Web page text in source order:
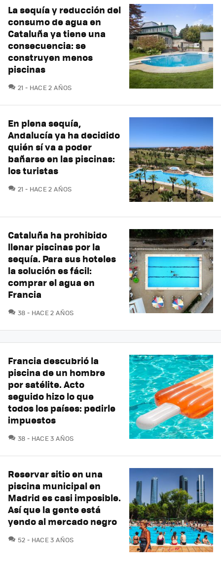
La sequía y reducción del
consumo de agua en
Cataluña ya tiene una
consecuencia: se
construyen menos
piscinas
21 COMENTARIOS
HACE 2 AÑOS
En plena sequía,
Andalucía ya ha decidido
quién sí va a poder
bañarse en las piscinas:
los turistas
21 COMENTARIOS
HACE 2 AÑOS
Cataluña ha prohibido
llenar piscinas por la
sequía. Para sus hoteles
la solución es fácil:
comprar el agua en
Francia
38 COMENTARIOS
HACE 2 AÑOS
Francia descubrió la
piscina de un hombre
por satélite. Acto
seguido hizo lo que
todos los países: pedirle
impuestos
38 COMENTARIOS
HACE 3 AÑOS
Reservar sitio en una
piscina municipal en
Madrid es casi imposible.
Así que la gente está
yendo al mercado negro
52 COMENTARIOS
HACE 3 AÑOS